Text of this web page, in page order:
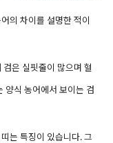
의 차이를 설명한 적이
은 실핏줄이 많으며 혈
양식 농어에서 보이는 검
는 특징이 있습니다.그